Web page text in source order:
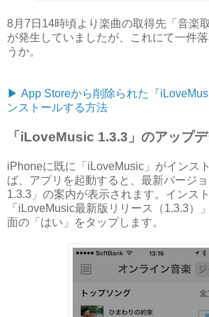
8月7日14時頃より楽曲の取得先「音楽
が発生していましたが、これにて一件
うか。
▶︎ App Storeから削除られた『
ンストールする方法
「iLoveMusic 1.3.3」のアップデ
iPhoneに既に「iLoveMusic」がインス
ば、アプリを起動すると、最新バージ
1.3.3」の案内が表示されます。インス
「iLoveMusic最新版リリース（1.3.3）
面の「はい」をタップします。